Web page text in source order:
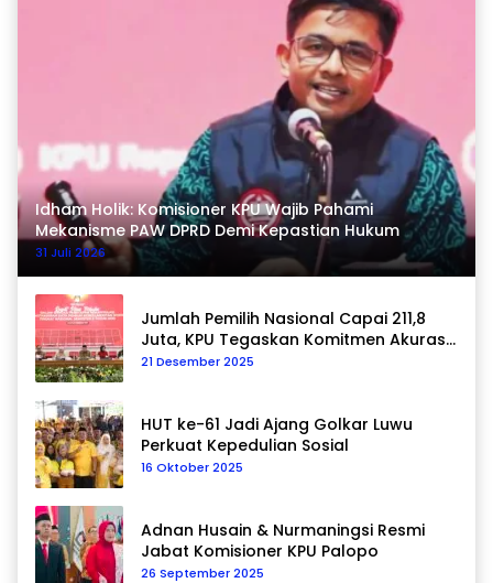
Idham Holik: Komisioner KPU Wajib Pahami
Mekanisme PAW DPRD Demi Kepastian Hukum
31 Juli 2026
Jumlah Pemilih Nasional Capai 211,8
Juta, KPU Tegaskan Komitmen Akurasi
Data Berkelanjutan
21 Desember 2025
HUT ke-61 Jadi Ajang Golkar Luwu
Perkuat Kepedulian Sosial
16 Oktober 2025
Adnan Husain & Nurmaningsi Resmi
Jabat Komisioner KPU Palopo
26 September 2025